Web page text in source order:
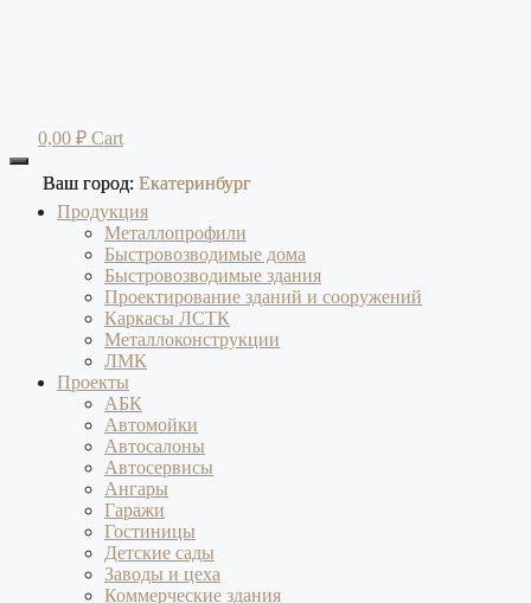
0,00 ₽ Cart
Продукция
Металлопрофили
Быстровозводимые дома
Быстровозводимые здания
Проектирование зданий и сооружений
Каркасы ЛСТК
Металлоконструкции
ЛМК
Проекты
АБК
Автомойки
Автосалоны
Автосервисы
Ангары
Гаражи
Гостиницы
Детские сады
Заводы и цеха
Коммерческие здания
Ваш город: Екатеринбург
Ваш город: Екатеринбург